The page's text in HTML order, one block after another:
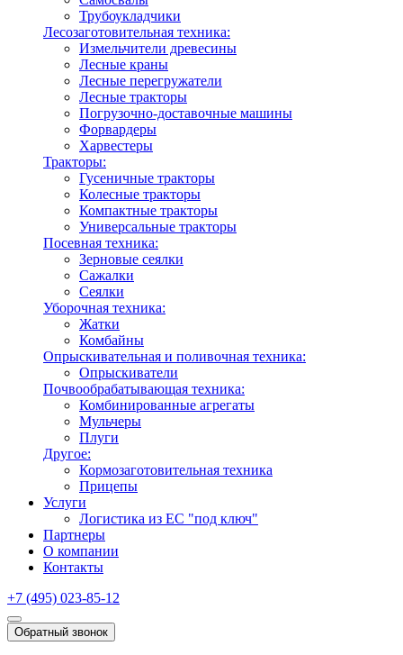
Трубоукладчики
Лесозаготовительная техника:
Измельчители древесины
Лесные краны
Лесные перегружатели
Лесные тракторы
Погрузочно-доставочные машины
Форвардеры
Харвестеры
Тракторы:
Гусеничные тракторы
Колесные тракторы
Компактные тракторы
Универсальные тракторы
Посевная техника:
Зерновые сеялки
Сажалки
Сеялки
Уборочная техника:
Жатки
Комбайны
Опрыскивательная и поливочная техника:
Опрыскиватели
Почвообрабатывающая техника:
Комбинированные агрегаты
Мульчеры
Плуги
Другое:
Кормозаготовительная техника
Прицепы
Услуги
Логистика из ЕС "под ключ"
Партнеры
О компании
Контакты
+7 (495) 023-85-12
Обратный звонок